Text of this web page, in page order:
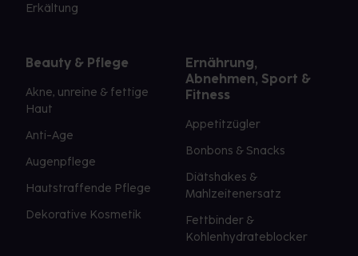
Erkältung
Beauty & Pflege
Akne, unreine & fettige
Haut
Anti-Age
Augenpflege
Hautstraffende Pflege
Dekorative Kosmetik
Ernährung,
Abnehmen, Sport &
Fitness
Appetitzügler
Bonbons & Snacks
Diätshakes &
Mahlzeitenersatz
Fettbinder &
Kohlenhydrateblocker